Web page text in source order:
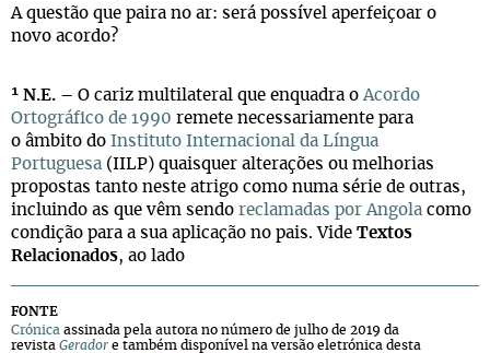
A questão que paira no ar: será possível aperfeiçoar o
novo acordo?
¹ N.E. – O cariz multilateral que enquadra oAcordo
Ortográfico de 1990 remete necessariamente para
o âmbito do Instituto Internacional da Língua
Portuguesa (IILP) quaisquer alterações ou melhorias
propostas tanto neste atrigo como numa série de outras,
incluindo as que vêm sendo reclamadas por Angola como
condição para a sua aplicação no pais. Vide Textos
Relacionados, ao lado
FONTE
Crónica assinada pela autora no número de julho de 2019 da
revista Gerador e também disponível na versão eletrónica desta